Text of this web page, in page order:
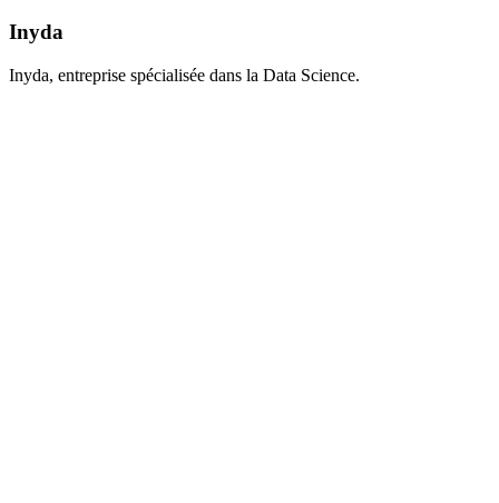
Inyda
Inyda, entreprise spécialisée dans la Data Science.